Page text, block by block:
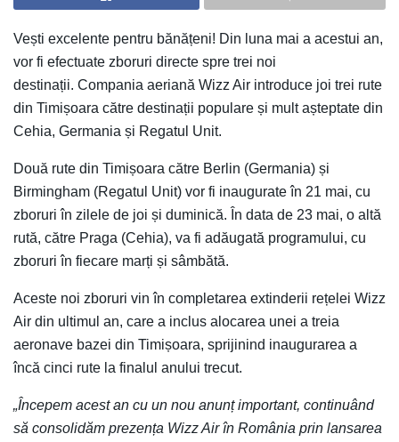
Vești excelente pentru bănățeni! Din luna mai a acestui an,
vor fi efectuate zboruri directe spre trei noi
destinații. Compania aeriană Wizz Air introduce joi trei rute
din Timișoara către destinații populare și mult așteptate din
Cehia, Germania și Regatul Unit.
Două rute din Timișoara către Berlin (Germania) și
Birmingham (Regatul Unit) vor fi inaugurate în 21 mai, cu
zboruri în zilele de joi și duminică. În data de 23 mai, o altă
rută, către Praga (Cehia), va fi adăugată programului, cu
zboruri în fiecare marți și sâmbătă.
Aceste noi zboruri vin în completarea extinderii rețelei Wizz
Air din ultimul an, care a inclus alocarea unei a treia
aeronave bazei din Timișoara, sprijinind inaugurarea a
încă cinci rute la finalul anului trecut.
„Începem acest an cu un nou anunț important, continuând
să consolidăm prezența Wizz Air în România prin lansarea